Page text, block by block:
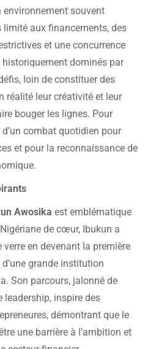
environnement souvent
limité aux financements, des
et une concurrence
historiquement dominés par
loin de constituer des
réalité leur créativité et leur
bouger les lignes. Pour
d’un combat quotidien pour
et pour la reconnaissance de
Awosika est emblématique
de cœur, Ibukun a
en devenant la première
grande institution
Son parcours, jalonné de
leadership, inspire des
démontrant que le
une barrière à l’ambition et